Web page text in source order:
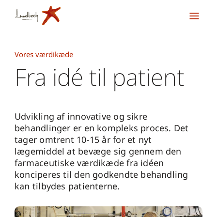
Vores værdikæde
Fra idé til patient
Udvikling af innovative og sikre
behandlinger er en kompleks proces. Det
tager omtrent 10-15 år for et nyt
lægemiddel at bevæge sig gennem den
farmaceutiske værdikæde fra idéen
konciperes til den godkendte behandling
kan tilbydes patienterne.